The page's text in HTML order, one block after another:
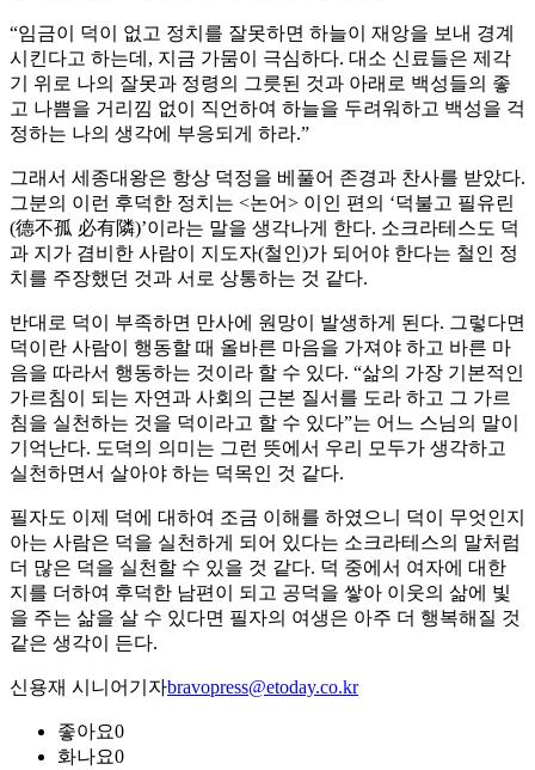
“임금이 덕이 없고 정치를 잘못하면 하늘이 재앙을 보내 경계
시킨다고 하는데, 지금 가뭄이 극심하다. 대소 신료들은 제각
기 위로 나의 잘못과 정령의 그릇된 것과 아래로 백성들의 좋
고 나쁨을 거리낌 없이 직언하여 하늘을 두려워하고 백성을 걱
정하는 나의 생각에 부응되게 하라.”
그래서 세종대왕은 항상 덕정을 베풀어 존경과 찬사를 받았다.
그분의 이런 후덕한 정치는 <논어> 이인 편의 ‘덕불고 필유린
(德不孤 必有隣)’이라는 말을 생각나게 한다. 소크라테스도 덕
과 지가 겸비한 사람이 지도자(철인)가 되어야 한다는 철인 정
치를 주장했던 것과 서로 상통하는 것 같다.
반대로 덕이 부족하면 만사에 원망이 발생하게 된다. 그렇다면
덕이란 사람이 행동할 때 올바른 마음을 가져야 하고 바른 마
음을 따라서 행동하는 것이라 할 수 있다. “삶의 가장 기본적인
가르침이 되는 자연과 사회의 근본 질서를 도라 하고 그 가르
침을 실천하는 것을 덕이라고 할 수 있다”는 어느 스님의 말이
기억난다. 도덕의 의미는 그런 뜻에서 우리 모두가 생각하고
실천하면서 살아야 하는 덕목인 것 같다.
필자도 이제 덕에 대하여 조금 이해를 하였으니 덕이 무엇인지
아는 사람은 덕을 실천하게 되어 있다는 소크라테스의 말처럼
더 많은 덕을 실천할 수 있을 것 같다. 덕 중에서 여자에 대한
지를 더하여 후덕한 남편이 되고 공덕을 쌓아 이웃의 삶에 빛
을 주는 삶을 살 수 있다면 필자의 여생은 아주 더 행복해질 것
같은 생각이 든다.
신용재 시니어기자bravopress@etoday.co.kr
좋아요0
화나요0